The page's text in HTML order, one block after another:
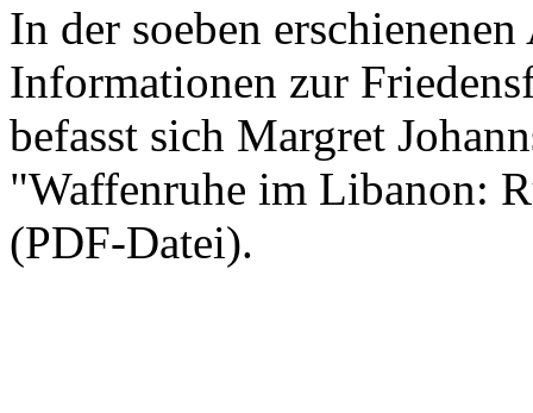
In der soeben
Informationen zur
befasst sich Margret
"Waffenruhe im Libanon:
(PDF-Datei).